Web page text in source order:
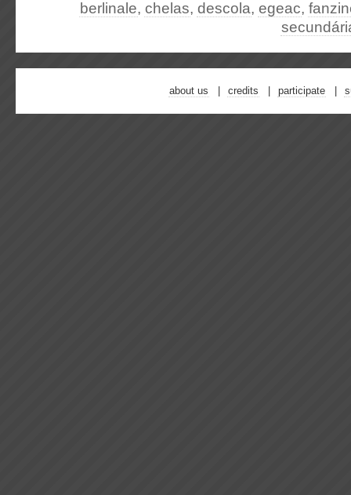
berlinale, chelas, descola, egeac,
about us credits participate